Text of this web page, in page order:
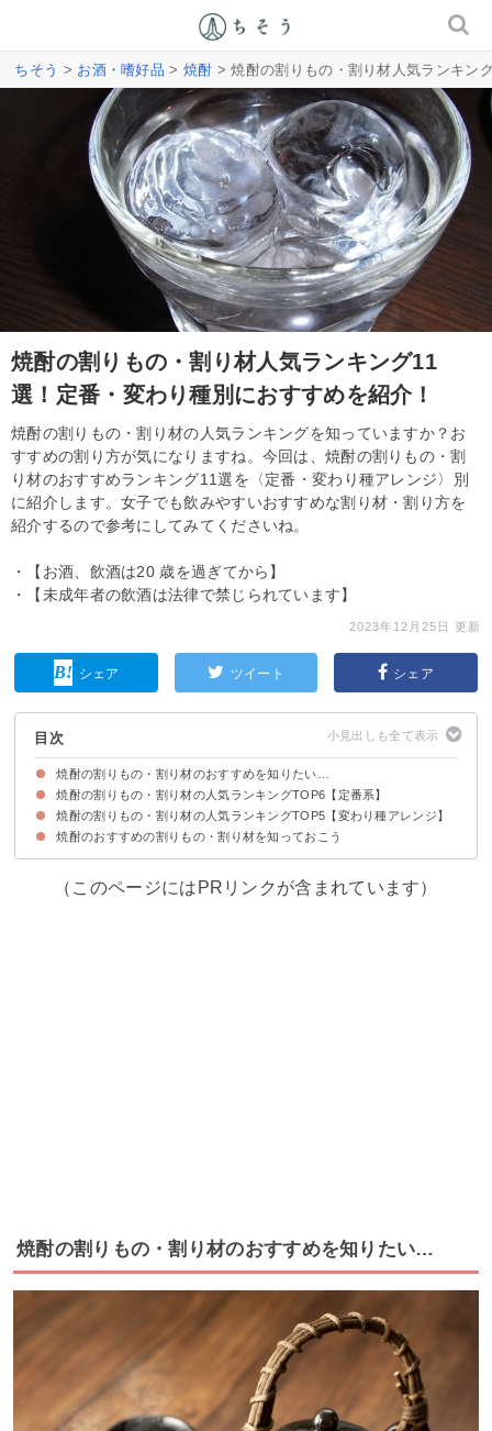
ちそう > お酒・嗜好品 > 焼酎 > 焼酎の割りもの・割り材人気ランキン
焼酎の割りもの・割り材人気ランキング11
選！定番・変わり種別におすすめを紹介！
焼酎の割りもの・割り材の人気ランキングを知っていますか？お
すすめの割り方が気になりますね。今回は、焼酎の割りもの・割
り材のおすすめランキング11選を〈定番・変わり種アレンジ〉別
に紹介します。女子でも飲みやすいおすすめな割り材・割り方を
紹介するので参考にしてみてくださいね。
・【お酒、飲酒は20 歳を過ぎてから】
・【未成年者の飲酒は法律で禁じられています】
2023年12月25日 更新
シェア ツイート シェア
目次
焼酎の割りもの・割り材のおすすめを知りたい…
まずは焼酎の基本的な飲み方を知っておこう
焼酎の割りもの・割り材の人気ランキングTOP6【定番系】
6位：梅酒
5位：梅干し
4位：ホッピー
3位：ジュース
2位：お茶
1位：炭酸水
焼酎の割りもの・割り材の人気ランキングTOP5【変わり種アレンジ】
5位：きゅうり
4位：コーヒー
3位：大葉と唐辛子
2位：蜂蜜
1位：牛乳
焼酎のおすすめの割りもの・割り材を知っておこう
（このページにはPRリンクが含まれています）
焼酎の割りもの・割り材のおすすめを知りたい…